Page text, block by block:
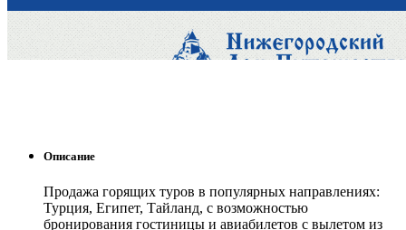
Описание
Продажа горящих туров в популярных направлениях:
Турция, Египет, Тайланд, с возможностью
бронирования гостиницы и авиабилетов с вылетом из